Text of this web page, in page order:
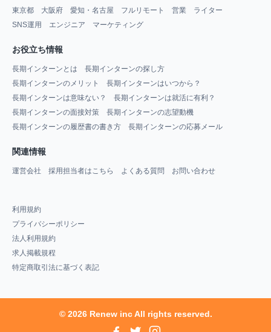
東京都 大阪府 愛知・名古屋 フルリモート 営業
ライター
SNS運用
エンジニア マーケティング
お役立ち情報
長期インターンとは
長期インターンの探し方
長期インターンのメリット
長期インターンはいつから？
長期インターンは意味ない？
長期インターンは就活に有利？
長期インターンの面接対策
長期インターンの志望動機
長期インターンの履歴書の書き方
長期インターンの応募メール
関連情報
運営会社 採用担当者はこちら よくある質問 お問い合わせ
利用規約
プライバシーポリシー
法人利用規約
求人掲載規程
特定商取引法に基づく表記
© 2026 Renew inc All rights reserved.